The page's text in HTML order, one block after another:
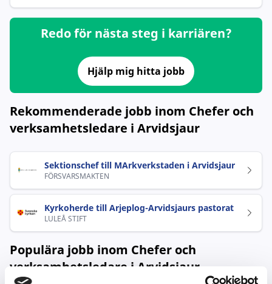
Redo för nästa steg i karriären?
Hjälp mig hitta jobb
Rekommenderade jobb inom Chefer och
verksamhetsledare i Arvidsjaur
Sektionschef till MArkverkstaden i Arvidsjaur
FÖRSVARSMAKTEN
Kyrkoherde till Arjeplog-Arvidsjaurs pastorat
LULEÅ STIFT
Populära jobb inom Chefer och
verksamhetsledare i Arvidsjaur